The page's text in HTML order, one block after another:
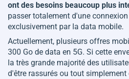
ont des besoins beaucoup plus
passer totalement d'une
exclusivement par la data mobile.
Actuellement, plusieurs offres
300 Go de data en 5G. Si cette
la très grande majorité des
d'être rassurés ou tout